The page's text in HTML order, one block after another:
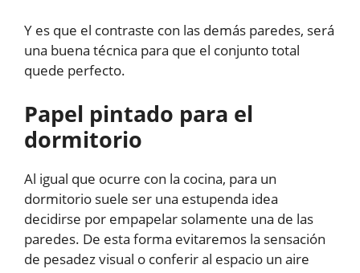
Y es que el contraste con las demás paredes, será
una buena técnica para que el conjunto total
quede perfecto.
Papel pintado para el
dormitorio
Al igual que ocurre con la cocina, para un
dormitorio suele ser una estupenda idea
decidirse por empapelar solamente una de las
paredes. De esta forma evitaremos la sensación
de pesadez visual o conferir al espacio un aire